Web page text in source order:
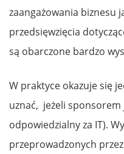
zaangażowania biznesu
przedsięwzięcia
są obarczone bardzo
W praktyce okazuje się
uznać, jeżeli sponsorem
odpowiedzialny za IT).
przeprowadzonych